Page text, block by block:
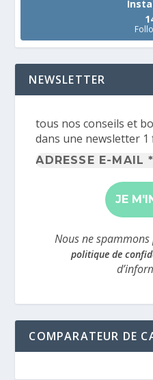
NEWSLETTER
tous nos conseils et
dans une newsletter
Nous ne
politique de
COMPARATEUR DE